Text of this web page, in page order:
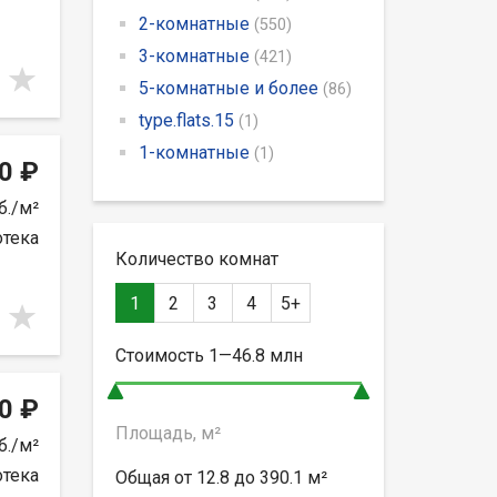
₽
м²
₽
м²
2-комнатные (550)
3-комнатные (421)
5-комнатные и более (86)
type.flats.15 (1)
1-комнатные (1)
Количество комнат
1 2 3 4 5+
Стоимость 1—46.8 млн
Площадь, м²
Общая от 12.8 до 390.1 м²